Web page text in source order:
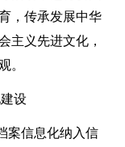
，传承发展中华
主义先进文化，
。
设
案信息化纳入信